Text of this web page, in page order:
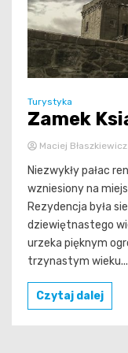
Turystyka
Zamek
Maciej Błaszkiewicz
Niezwykły pałac
wzniesiony na
Rezydencja była
dziewiętnastego
urzeka pięknym
trzynastym wieku...
Czytaj dalej